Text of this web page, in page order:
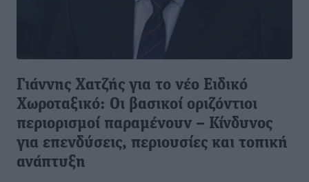
Γιάννης Χατζής για το νέο Ειδικό
Χωροταξικό: Οι βασικοί οριζόντιοι
περιορισμοί παραμένουν – Κίνδυνος
για επενδύσεις, περιουσίες και τοπική
ανάπτυξη